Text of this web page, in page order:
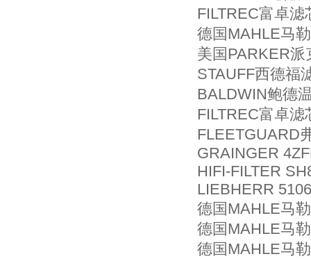
FILTREC富卓
德国MAHLE马
美国PARKER派
STAUFF西德福
BALDWIN鲍德
FILTREC富卓
FLEETGUARD
GRAINGER
HIFI-FILTER
LIEBHERR
德国MAHLE马
德国MAHLE马
德国MAHLE马